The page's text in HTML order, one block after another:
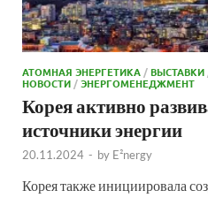
АТОМНАЯ ЭНЕРГЕТИКА /ВЫСТАВКИ
НОВОСТИ /ЭНЕРГОМЕНЕДЖМЕНТ
Корея активно
источники энергии
20.11.2024 - by E²nergy
Корея также инициировала